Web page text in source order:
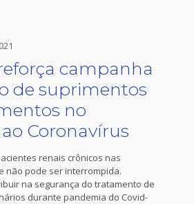
campanha
de suprimentos
no
Coronavírus
renais crônicos nas
não pode ser interrompida.
na segurança do tratamento de
durante pandemia do Covid-